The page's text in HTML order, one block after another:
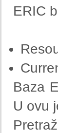
ERIC
Baza
U ovu